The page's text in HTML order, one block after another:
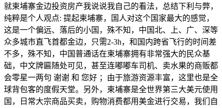
就柬埔寨金边投资房产我说说我自己的看法，总结下利与弊，
纯粹是个人观点: 提起柬埔寨，国人对这个国家最大的感觉，
这是一个偏远、落后的小国，殊不知，中国北、上、广、深等
众多城市直飞首都金边，只需2-3h，和国内跨省飞行的时间差
不多，殊不知，中国普通话在柬埔寨拥有非常强大的民众基
础，中文牌匾随处可见，甚至连嘟嘟车司机、卖水果的商贩都
会零星一两句 谢谢 和 您好 ；由于旅游资源丰富，这里也是全
球背包客的度假天堂。另外，柬埔寨是全世界第三大美元使用
国，日常大宗商品买卖，购物消费都用美金进行交易，我们自